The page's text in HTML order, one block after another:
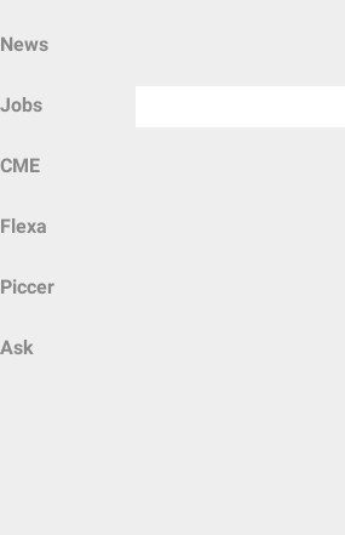
News
Jobs
CME
Flexa
Piccer
Ask